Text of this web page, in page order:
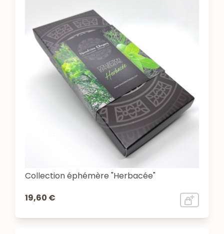
Collection éphémère "Herbacée"
19,60 €